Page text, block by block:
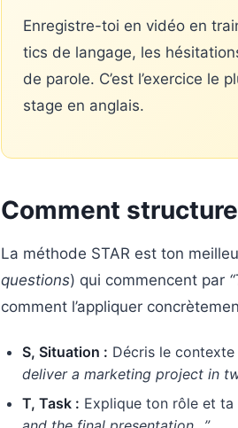
Enregistre-toi en vidéo en
tics de langage, les
de parole. C’est l’exercice
stage en anglais.
Comment
La méthode STAR est ton
questions) qui commencent par
comment l’appliquer
S, Situation : Décris le contexte
deliver a marketing project in
T, Task : Explique ton rôle et